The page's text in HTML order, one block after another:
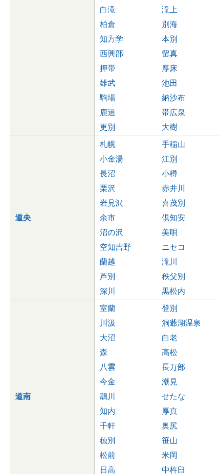
白滝
滝上
柏倉
別海
知方学
本別
西興部
留真
押帯
厚床
雄武
池田
駒場
納沙布
鹿追
帯広泉
更別
大樹
道央
札幌
手稲山
小金湯
江別
長沼
小樽
栗沢
赤井川
岩見沢
喜茂別
余市
倶知安
沼の沢
美唄
空知吉野
ニセコ
蘭越
滝川
芦別
秩父別
深川
黒松内
道南
室蘭
登別
川汲
洞爺湖温泉
大沼
白老
森
高松
八雲
長万部
今金
潮見
鵡川
せたな
知内
厚真
千軒
奥尻
穂別
笹山
松前
米岡
日高
中杵臼